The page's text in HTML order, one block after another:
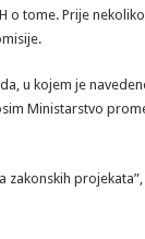
tome. Prije
u kojem je
Ministarstvo